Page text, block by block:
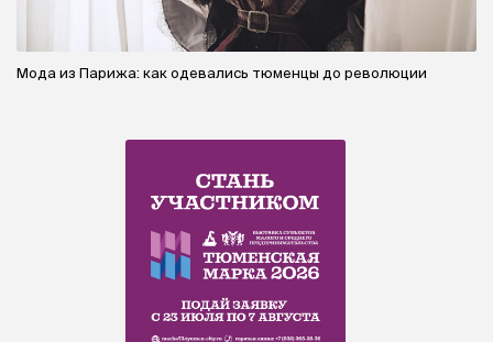
Мода из Парижа: как одевались тюменцы до революции